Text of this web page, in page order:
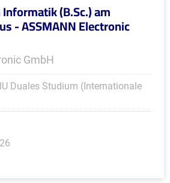
(B.Sc.) am
- ASSMANN Electronic
GmbH
Duales Studium (Internationale